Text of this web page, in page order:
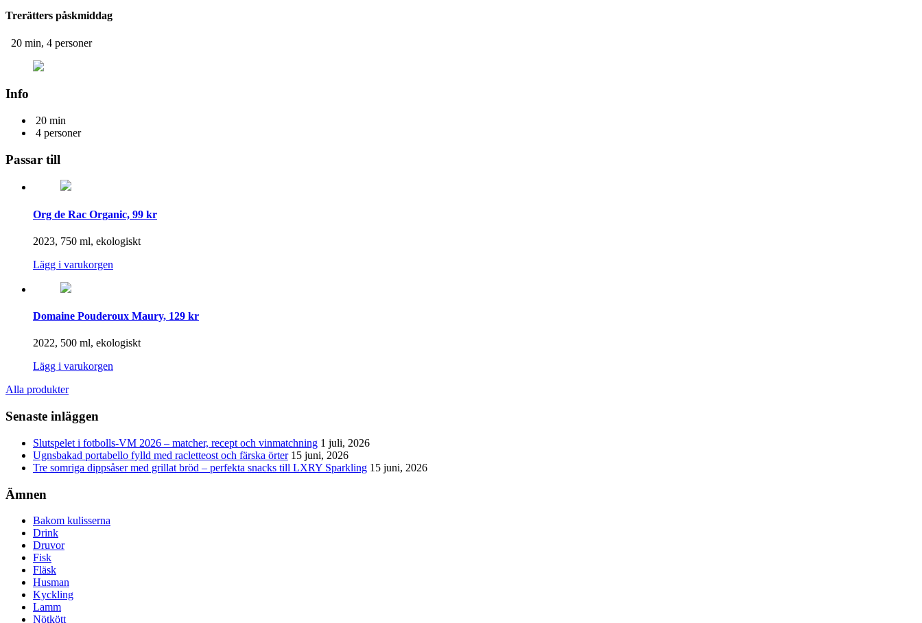
Trerätters påskmiddag
20 min, 4 personer
Info
20 min
4 personer
Passar till
Org de Rac Organic, 99 kr
2023, 750 ml, ekologiskt
Lägg i varukorgen
Domaine Pouderoux Maury, 129 kr
2022, 500 ml, ekologiskt
Lägg i varukorgen
Alla produkter
Senaste inläggen
Slutspelet i fotbolls-VM 2026 – matcher, recept och vinmatchning 1 juli, 2026
Ugnsbakad portabello fylld med racletteost och färska örter 15 juni, 2026
Tre somriga dippsåser med grillat bröd – perfekta snacks till LXRY Sparkling 15 juni, 2026
Ämnen
Bakom kulisserna
Drink
Druvor
Fisk
Fläsk
Husman
Kyckling
Lamm
Nötkött